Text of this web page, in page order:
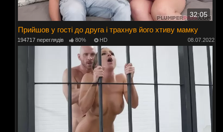
32:05
Прийшов у гості до друга і трахнув його хтиву мамку
194717 переглядів 80% HD 08.07.2022